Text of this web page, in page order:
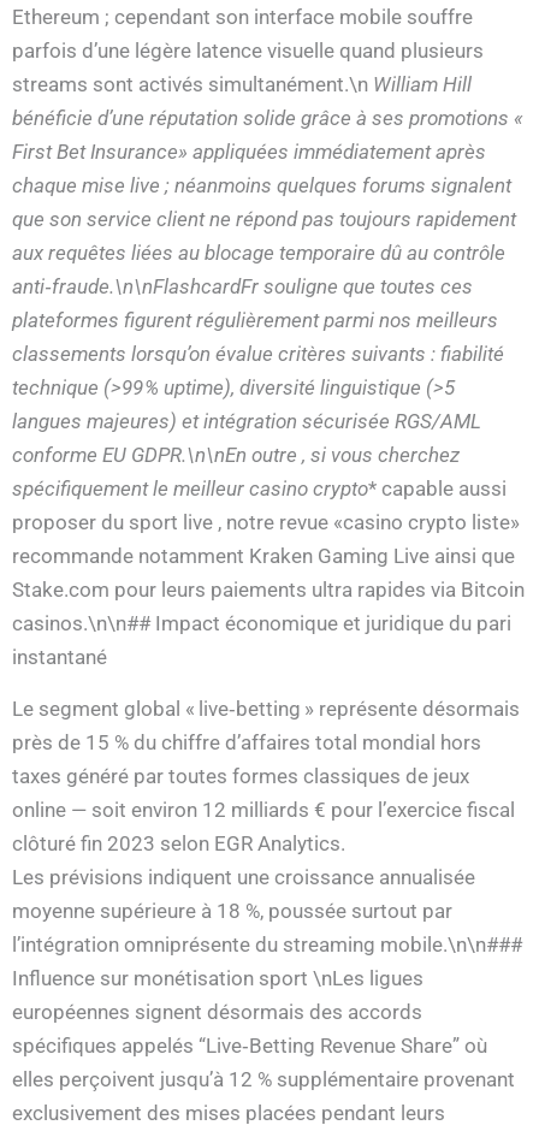
Ethereum ; cependant son interface mobile souffre
parfois d’une légère latence visuelle quand plusieurs
streams sont activés simultanément.\n William Hill
bénéficie d’une réputation solide grâce à ses promotions «​
First Bet Insurance​» appliquées immédiatement après
chaque mise live ; néanmoins quelques forums signalent
que son service client ne répond pas toujours rapidement
aux requêtes liées au blocage temporaire dû au contrôle
anti‑fraude.\n\nFlashcardFr souligne que toutes ces
plateformes figurent régulièrement parmi nos meilleurs
classements lorsqu’on évalue critères suivants : fiabilité
technique (>99 % uptime), diversité linguistique (>5
langues majeures) et intégration sécurisée RGS/AML
conforme EU GDPR.\n\nEn outre , si vous cherchez
spécifiquementle meilleur casino crypto* capable aussi
proposer du sport live , notre revue «casino crypto liste»
recommande notamment Kraken Gaming Live ainsi que
Stake.com pour leurs paiements ultra rapides via Bitcoin
casinos.\n\n## Impact économique et juridique du pari
instantané
Le segment global « live‑betting » représente désormais
près de 15 % du chiffre d’affaires total mondial hors
taxes généré par toutes formes classiques de jeux
online — soit environ 12 milliards € pour l’exercice fiscal
clôturé fin 2023 selon EGR Analytics.
Les prévisions indiquent une croissance annualisée
moyenne supérieure à 18 %, poussée surtout par
l’intégration omniprésente du streaming mobile.\n\n###
Influence sur monétisation sport \nLes ligues
européennes signent désormais des accords
spécifiques appelés “Live‑Betting Revenue Share” où
elles perçoivent jusqu’à 12 % supplémentaire provenant
exclusivement des mises placées pendant leurs